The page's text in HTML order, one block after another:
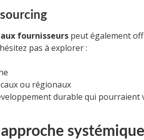
fournisseurs peut également
pas à explorer :
ou régionaux
durable qui
systémique